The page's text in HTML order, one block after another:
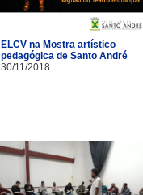
ELCV na Mostra artístico
pedagógica de Santo André
30/11/2018